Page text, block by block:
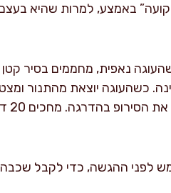
תפוזים שנראית “שקועה” באמצע, למרות
מסננת דקה ממש לפני ההגשה, כדי